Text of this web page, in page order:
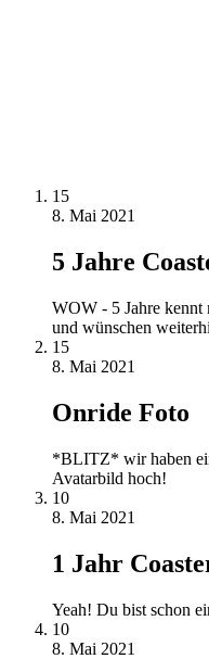
15
8. Mai 2021
5 Jahre
WOW - 5 Jahre kennt
und wünschen
15
8. Mai 2021
Onride Foto
*BLITZ* wir haben
Avatarbild hoch!
10
8. Mai 2021
1 Jahr
Yeah! Du bist schon
10
8. Mai 2021